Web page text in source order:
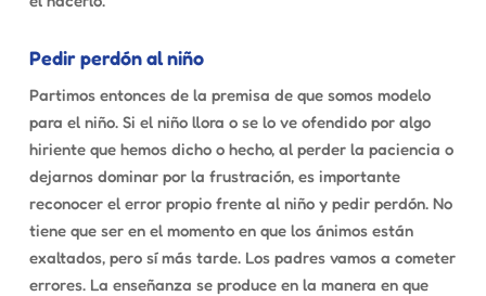
Pedir perdón al niño
Partimos entonces de la premisa de que somos modelo
para el niño. Si el niño llora o se lo ve ofendido por algo
hiriente que hemos dicho o hecho, al perder la paciencia o
dejarnos dominar por la frustración, es importante
reconocer el error propio frente al niño y pedir perdón. No
tiene que ser en el momento en que los ánimos están
exaltados, pero sí más tarde. Los padres vamos a cometer
errores. La enseñanza se produce en la manera en que